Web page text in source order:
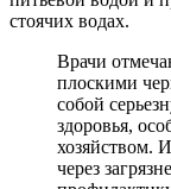
стоячих водах.
Врачи
плоскими
собой
здоровья,
хозяйством.
через